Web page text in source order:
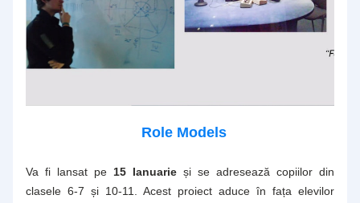
Role Models
Va fi lansat pe 15 Ianuarie și se adresează copiilor din
clasele 6-7 și 10-11. Acest proiect aduce în fața elevilor